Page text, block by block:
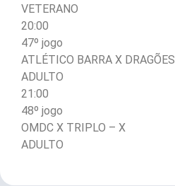
VETERANO
20:00
47º jogo
ATLÉTICO BARRA X DRAGÕES
ADULTO
21:00
48º jogo
OMDC X TRIPLO – X
ADULTO